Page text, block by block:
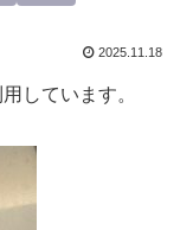
2025.11.18
しています。